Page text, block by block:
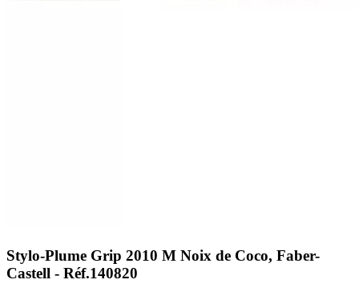
Stylo-Plume Grip 2010 M Noix de Coco, Faber-
Castell - Réf.140820